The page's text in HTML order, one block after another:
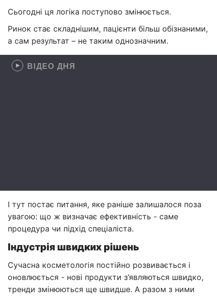
Сьогодні ця логіка поступово змінюється.
Ринок стає складнішим, пацієнти більш обізнаними,
а сам результат – не таким однозначним.
ВІДЕО ДНЯ
І тут постає питання, яке раніше залишалося поза
увагою: що ж визначає ефективність - саме
процедура чи підхід спеціаліста.
Індустрія швидких рішень
Сучасна косметологія постійно розвивається і
оновлюється - нові продукти з’являються швидко,
тренди змінюються ще швидше. А разом з ними